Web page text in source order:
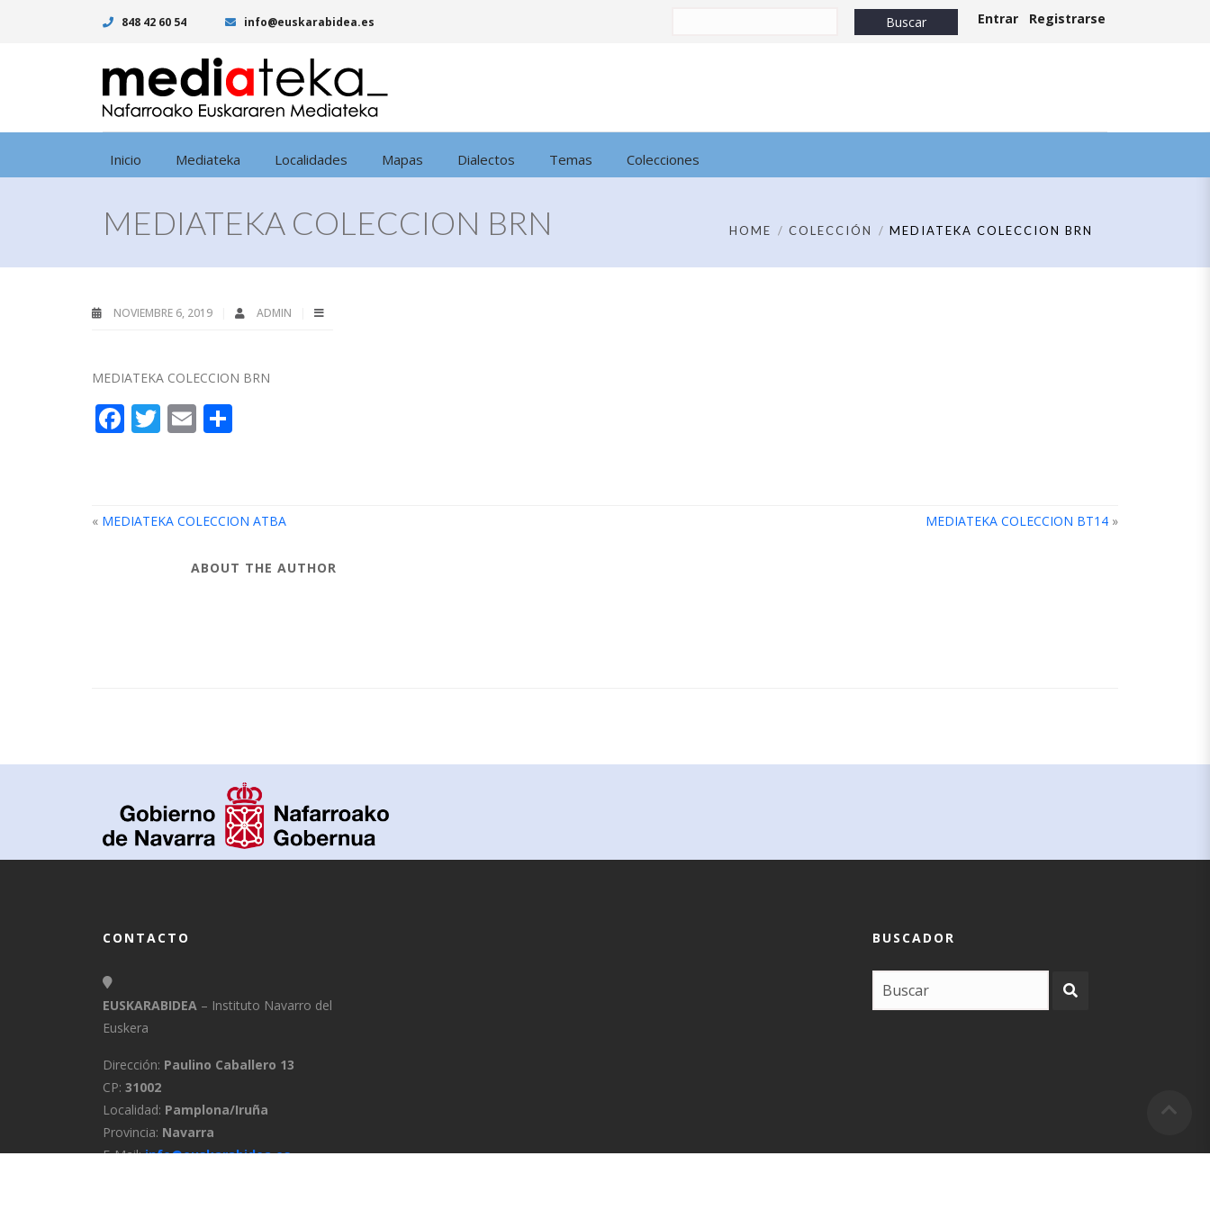
848 42 60 54 info@euskarabidea.es Entrar Registrarse
Inicio Mediateka Localidades Mapas Dialectos Temas Colecciones
MEDIATEKA COLECCION BRN HOME COLECCIÓN MEDIATEKA COLECCION BRN
NOVIEMBRE 6, 2019 ADMIN
MEDIATEKA COLECCION BRN
Facebook
Twitter
Email
« MEDIATEKA COLECCION ATBA MEDIATEKA COLECCION BT14 »
ABOUT THE AUTHOR
CONTACTO
EUSKARABIDEA – Instituto Navarro del
Euskera
Dirección: Paulino Caballero 13
CP: 31002
Localidad: Pamplona/Iruña
Provincia: Navarra
E-Mail:info@euskarabidea.es
BUSCADOR